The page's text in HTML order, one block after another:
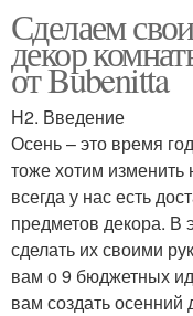
Сделаем
декор
от Bubenitta
H2. Введение
Осень – это время
тоже хотим
всегда у нас есть
предметов декора. В
сделать их своими
вам о 9 бюджетных
вам создать осенний